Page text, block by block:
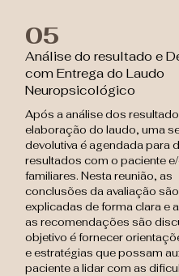
05
Análise do resultado e
com Entrega do Laudo
Neuropsicológico
Após a análise dos
elaboração do laudo, uma
devolutiva é agendada para
resultados com o paciente
familiares. Nesta reunião, as
conclusões da avaliação são
explicadas de forma clara e
as recomendações são
objetivo é fornecer
e estratégias que possam
paciente a lidar com as